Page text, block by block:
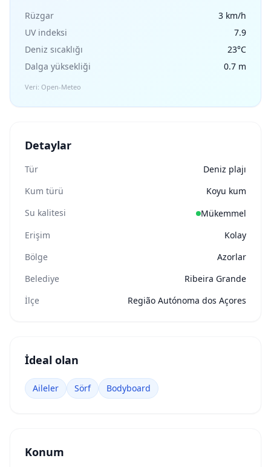
Rüzgar
3 km/h
UV indeksi
7.9
Deniz sıcaklığı
23°C
Dalga yüksekliği
0.7 m
Veri: Open-Meteo
Detaylar
Tür
Deniz plajı
Kum türü
Koyu kum
Su kalitesi
Mükemmel
Erişim
Kolay
Bölge
Azorlar
Belediye
Ribeira Grande
İlçe
Região Autónoma dos Açores
İdeal olan
Aileler Sörf Bodyboard
Konum